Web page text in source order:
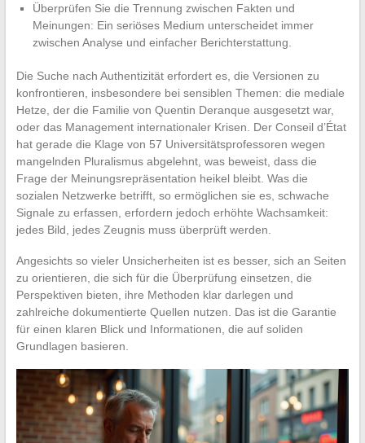
Überprüfen Sie die Trennung zwischen Fakten und
Meinungen: Ein seriöses Medium unterscheidet immer
zwischen Analyse und einfacher Berichterstattung.
Die Suche nach Authentizität erfordert es, die Versionen zu
konfrontieren, insbesondere bei sensiblen Themen: die mediale
Hetze, der die Familie von Quentin Deranque ausgesetzt war,
oder das Management internationaler Krisen. Der Conseil d’État
hat gerade die Klage von 57 Universitätsprofessoren wegen
mangelnden Pluralismus abgelehnt, was beweist, dass die
Frage der Meinungsrepräsentation heikel bleibt. Was die
sozialen Netzwerke betrifft, so ermöglichen sie es, schwache
Signale zu erfassen, erfordern jedoch erhöhte Wachsamkeit:
jedes Bild, jedes Zeugnis muss überprüft werden.
Angesichts so vieler Unsicherheiten ist es besser, sich an Seiten
zu orientieren, die sich für die Überprüfung einsetzen, die
Perspektiven bieten, ihre Methoden klar darlegen und
zahlreiche dokumentierte Quellen nutzen. Das ist die Garantie
für einen klaren Blick und Informationen, die auf soliden
Grundlagen basieren.